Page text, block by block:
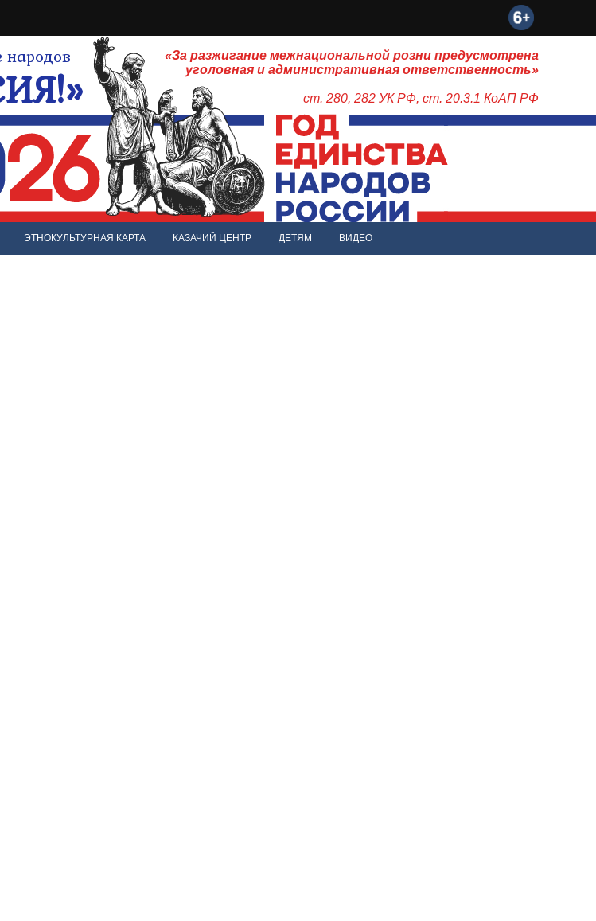
«За разжигание межнациональной розни предусмотрена
уголовная и административная ответственность»
ст. 280, 282 УК РФ, ст. 20.3.1 КоАП РФ
ЭТНОКУЛЬТУРНАЯ КАРТА КАЗАЧИЙ ЦЕНТР ДЕТЯМ ВИДЕО